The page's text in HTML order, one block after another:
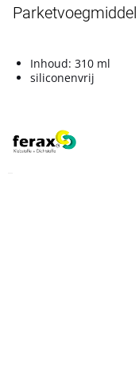
Inhoud: 310 ml
siliconenvrij